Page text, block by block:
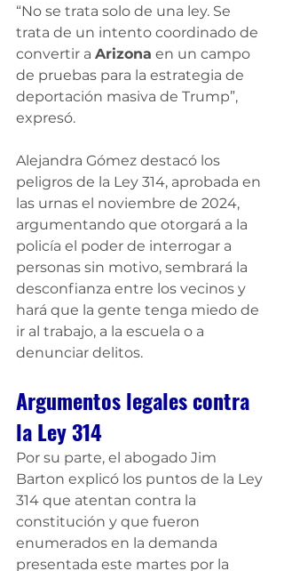
“No se trata solo de una ley. Se
trata de un intento coordinado de
convertir a Arizona en un campo
de pruebas para la estrategia de
deportación masiva de Trump”,
expresó.
Alejandra Gómez destacó los
peligros de la Ley 314, aprobada en
las urnas el noviembre de 2024,
argumentando que otorgará a la
policía el poder de interrogar a
personas sin motivo, sembrará la
desconfianza entre los vecinos y
hará que la gente tenga miedo de
ir al trabajo, a la escuela o a
denunciar delitos.
Argumentos legales contra
la Ley 314
Por su parte, el abogado Jim
Barton explicó los puntos de la Ley
314 que atentan contra la
constitución y que fueron
enumerados en la demanda
presentada este martes por la